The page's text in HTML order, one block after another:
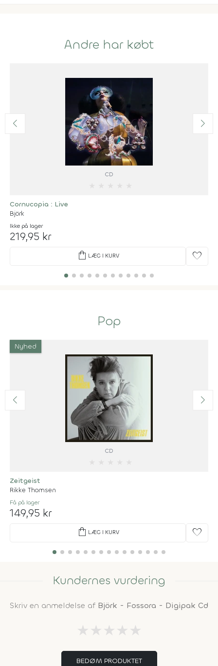
Andre har købt
CD
Cornucopia : Live
Björk
Ikke på lager
219,95 kr
shopping_bag LÆG I KURV favorite
Pop
Nyhed
CD
Zeitgeist
Rikke Thomsen
Få på lager
149,95 kr
shopping_bag LÆG I KURV favorite
Kundernes vurdering
Skriv en anmeldelse af Björk - Fossora - Digipak Cd
★ ★ ★ ★ ★
BEDØM PRODUKTET